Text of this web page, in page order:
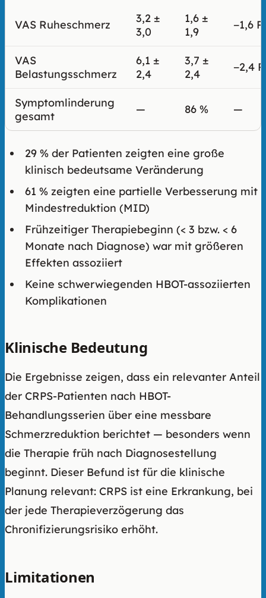
VAS Ruheschmerz
3,2 ±
3,0
1,6 ±
1,9
−1,6
VAS
Belastungsschmerz
6,1 ±
2,4
3,7 ±
2,4
−2,4
Symptomlinderung
gesamt
— 86 % —
29 % der Patienten zeigten eine große
klinisch bedeutsame Veränderung
61 % zeigten eine partielle Verbesserung mit
Mindestreduktion (MID)
Frühzeitiger Therapiebeginn (< 3 bzw. < 6
Monate nach Diagnose) war mit größeren
Effekten assoziiert
Keine schwerwiegenden HBOT-assoziierten
Komplikationen
Klinische Bedeutung
Die Ergebnisse zeigen, dass ein relevanter Anteil
der CRPS-Patienten nach HBOT-
Behandlungsserien über eine messbare
Schmerzreduktion berichtet — besonders wenn
die Therapie früh nach Diagnosestellung
beginnt. Dieser Befund ist für die klinische
Planung relevant: CRPS ist eine Erkrankung, bei
der jede Therapieverzögerung das
Chronifizierungsrisiko erhöht.
Limitationen